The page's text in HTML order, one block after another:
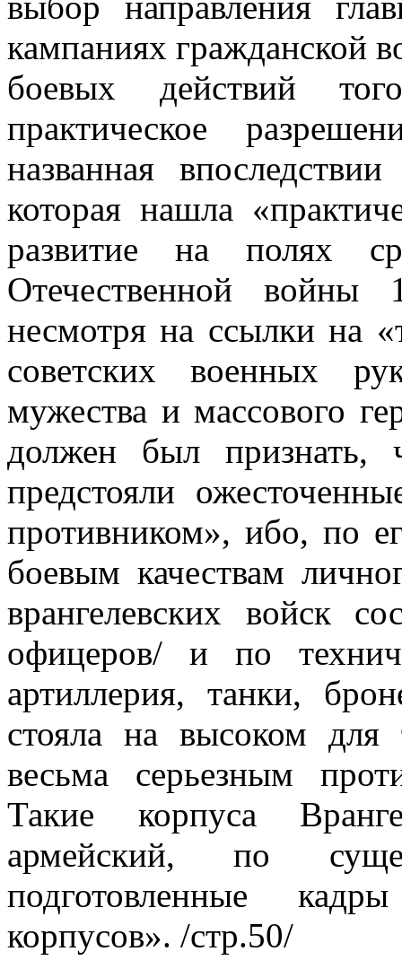
кампаниях гражданской
боевых действий
практическое
названная
которая нашла
развитие на полях
Отечественной войны
несмотря на ссылки на
советских военных
мужества и массового
должен был признать,
предстояли
противником», ибо, по
боевым качествам
врангелевских войск
офицеров/ и по
артиллерия, танки,
стояла на высоком
весьма серьезным
Такие корпуса
армейский, по
подготовленные
корпусов». /стр.50/